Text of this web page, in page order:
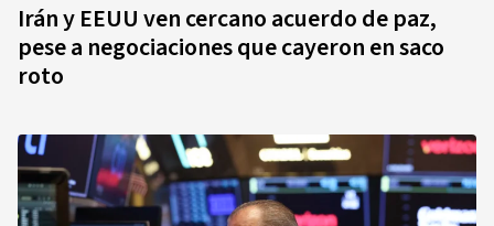
Irán y EEUU ven cercano acuerdo de paz,
pese a negociaciones que cayeron en saco
roto